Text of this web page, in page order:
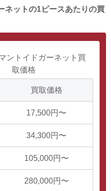
ネットの1ピースあたりの買
ントイドガーネット買
取価格
買取価格
17,500円〜
34,300円〜
105,000円〜
280,000円〜